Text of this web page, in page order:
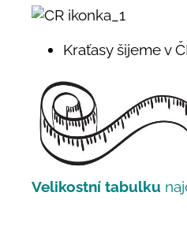
Kraťasy šijeme v
Velikostní tabulku